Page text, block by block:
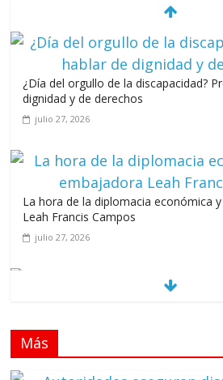
¿Día del orgullo de la discapacidad?
dignidad y de derechos
julio 27, 2026
La hora de la diplomacia económica
Leah Francis Campos
julio 27, 2026
Llevar los Juegos XXV
Más